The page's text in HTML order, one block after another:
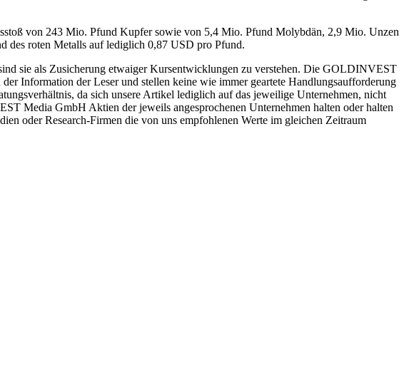
von 243 Mio. Pfund Kupfer sowie von 5,4 Mio. Pfund Molybdän, 2,9 Mio. Unzen
des roten Metalls auf lediglich 0,87 USD pro Pfund.
sie als Zusicherung etwaiger Kursentwicklungen zu verstehen. Die GOLDINVEST
Information der Leser und stellen keine wie immer geartete Handlungsaufforderung
da sich unsere Artikel lediglich auf das jeweilige Unternehmen, nicht
Media GmbH Aktien der jeweils angesprochenen Unternehmen halten oder halten
oder Research-Firmen die von uns empfohlenen Werte im gleichen Zeitraum